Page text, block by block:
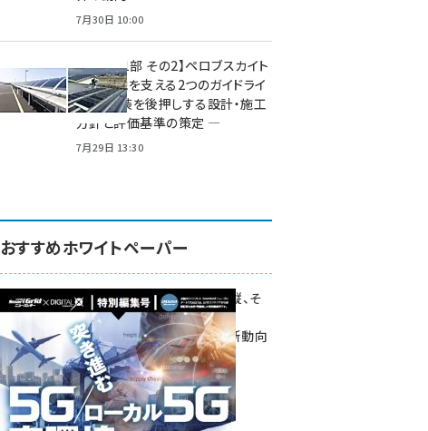
7月30日 10:00
特集【第1部 その2】ペロブスカイト
太陽電池を支える2つのガイドライ
ン ― 実装を後押しする設計・施工
方針と評価基準の策定 ―
7月29日 13:30
おすすめホワイトペーパー
環境対策、建機の遠隔操縦、そ
して医療。
次世代通信規格「5G」最新動向
をこの1冊で学ぶ
SmartGrid ニューズレター ×
DIGITAL X 特別編集号 2022
Summer